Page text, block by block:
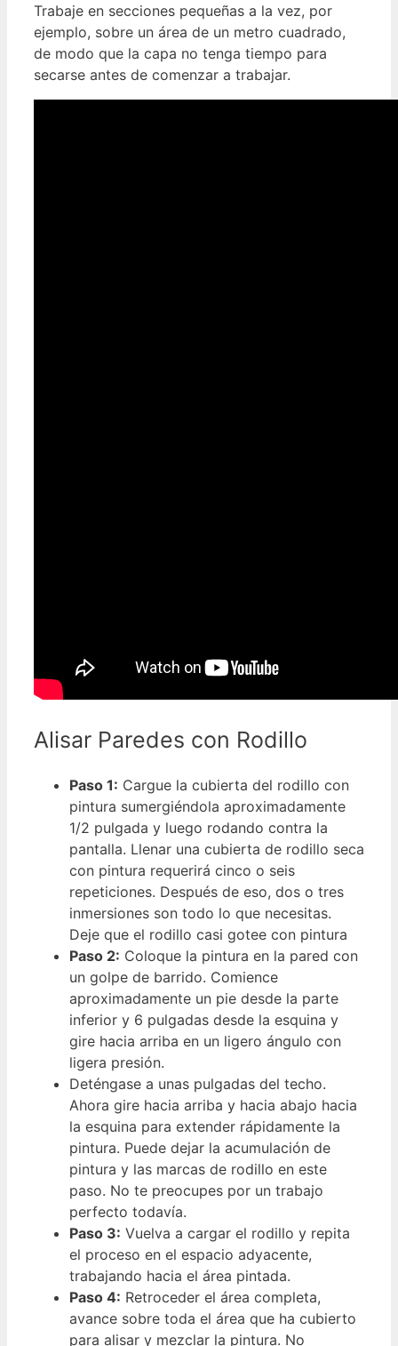
Trabaje en secciones pequeñas a la vez, por
ejemplo, sobre un área de un metro cuadrado,
de modo que la capa no tenga tiempo para
secarse antes de comenzar a trabajar.
Alisar Paredes con Rodillo
Paso 1: Cargue la cubierta del rodillo con
pintura sumergiéndola aproximadamente
1/2 pulgada y luego rodando contra la
pantalla. Llenar una cubierta de rodillo seca
con pintura requerirá cinco o seis
repeticiones. Después de eso, dos o tres
inmersiones son todo lo que necesitas.
Deje que el rodillo casi gotee con pintura
Paso 2: Coloque la pintura en la pared con
un golpe de barrido. Comience
aproximadamente un pie desde la parte
inferior y 6 pulgadas desde la esquina y
gire hacia arriba en un ligero ángulo con
ligera presión.
Deténgase a unas pulgadas del techo.
Ahora gire hacia arriba y hacia abajo hacia
la esquina para extender rápidamente la
pintura. Puede dejar la acumulación de
pintura y las marcas de rodillo en este
paso. No te preocupes por un trabajo
perfecto todavía.
Paso 3: Vuelva a cargar el rodillo y repita
el proceso en el espacio adyacente,
trabajando hacia el área pintada.
Paso 4: Retroceder el área completa,
avance sobre toda el área que ha cubierto
para alisar y mezclar la pintura. No